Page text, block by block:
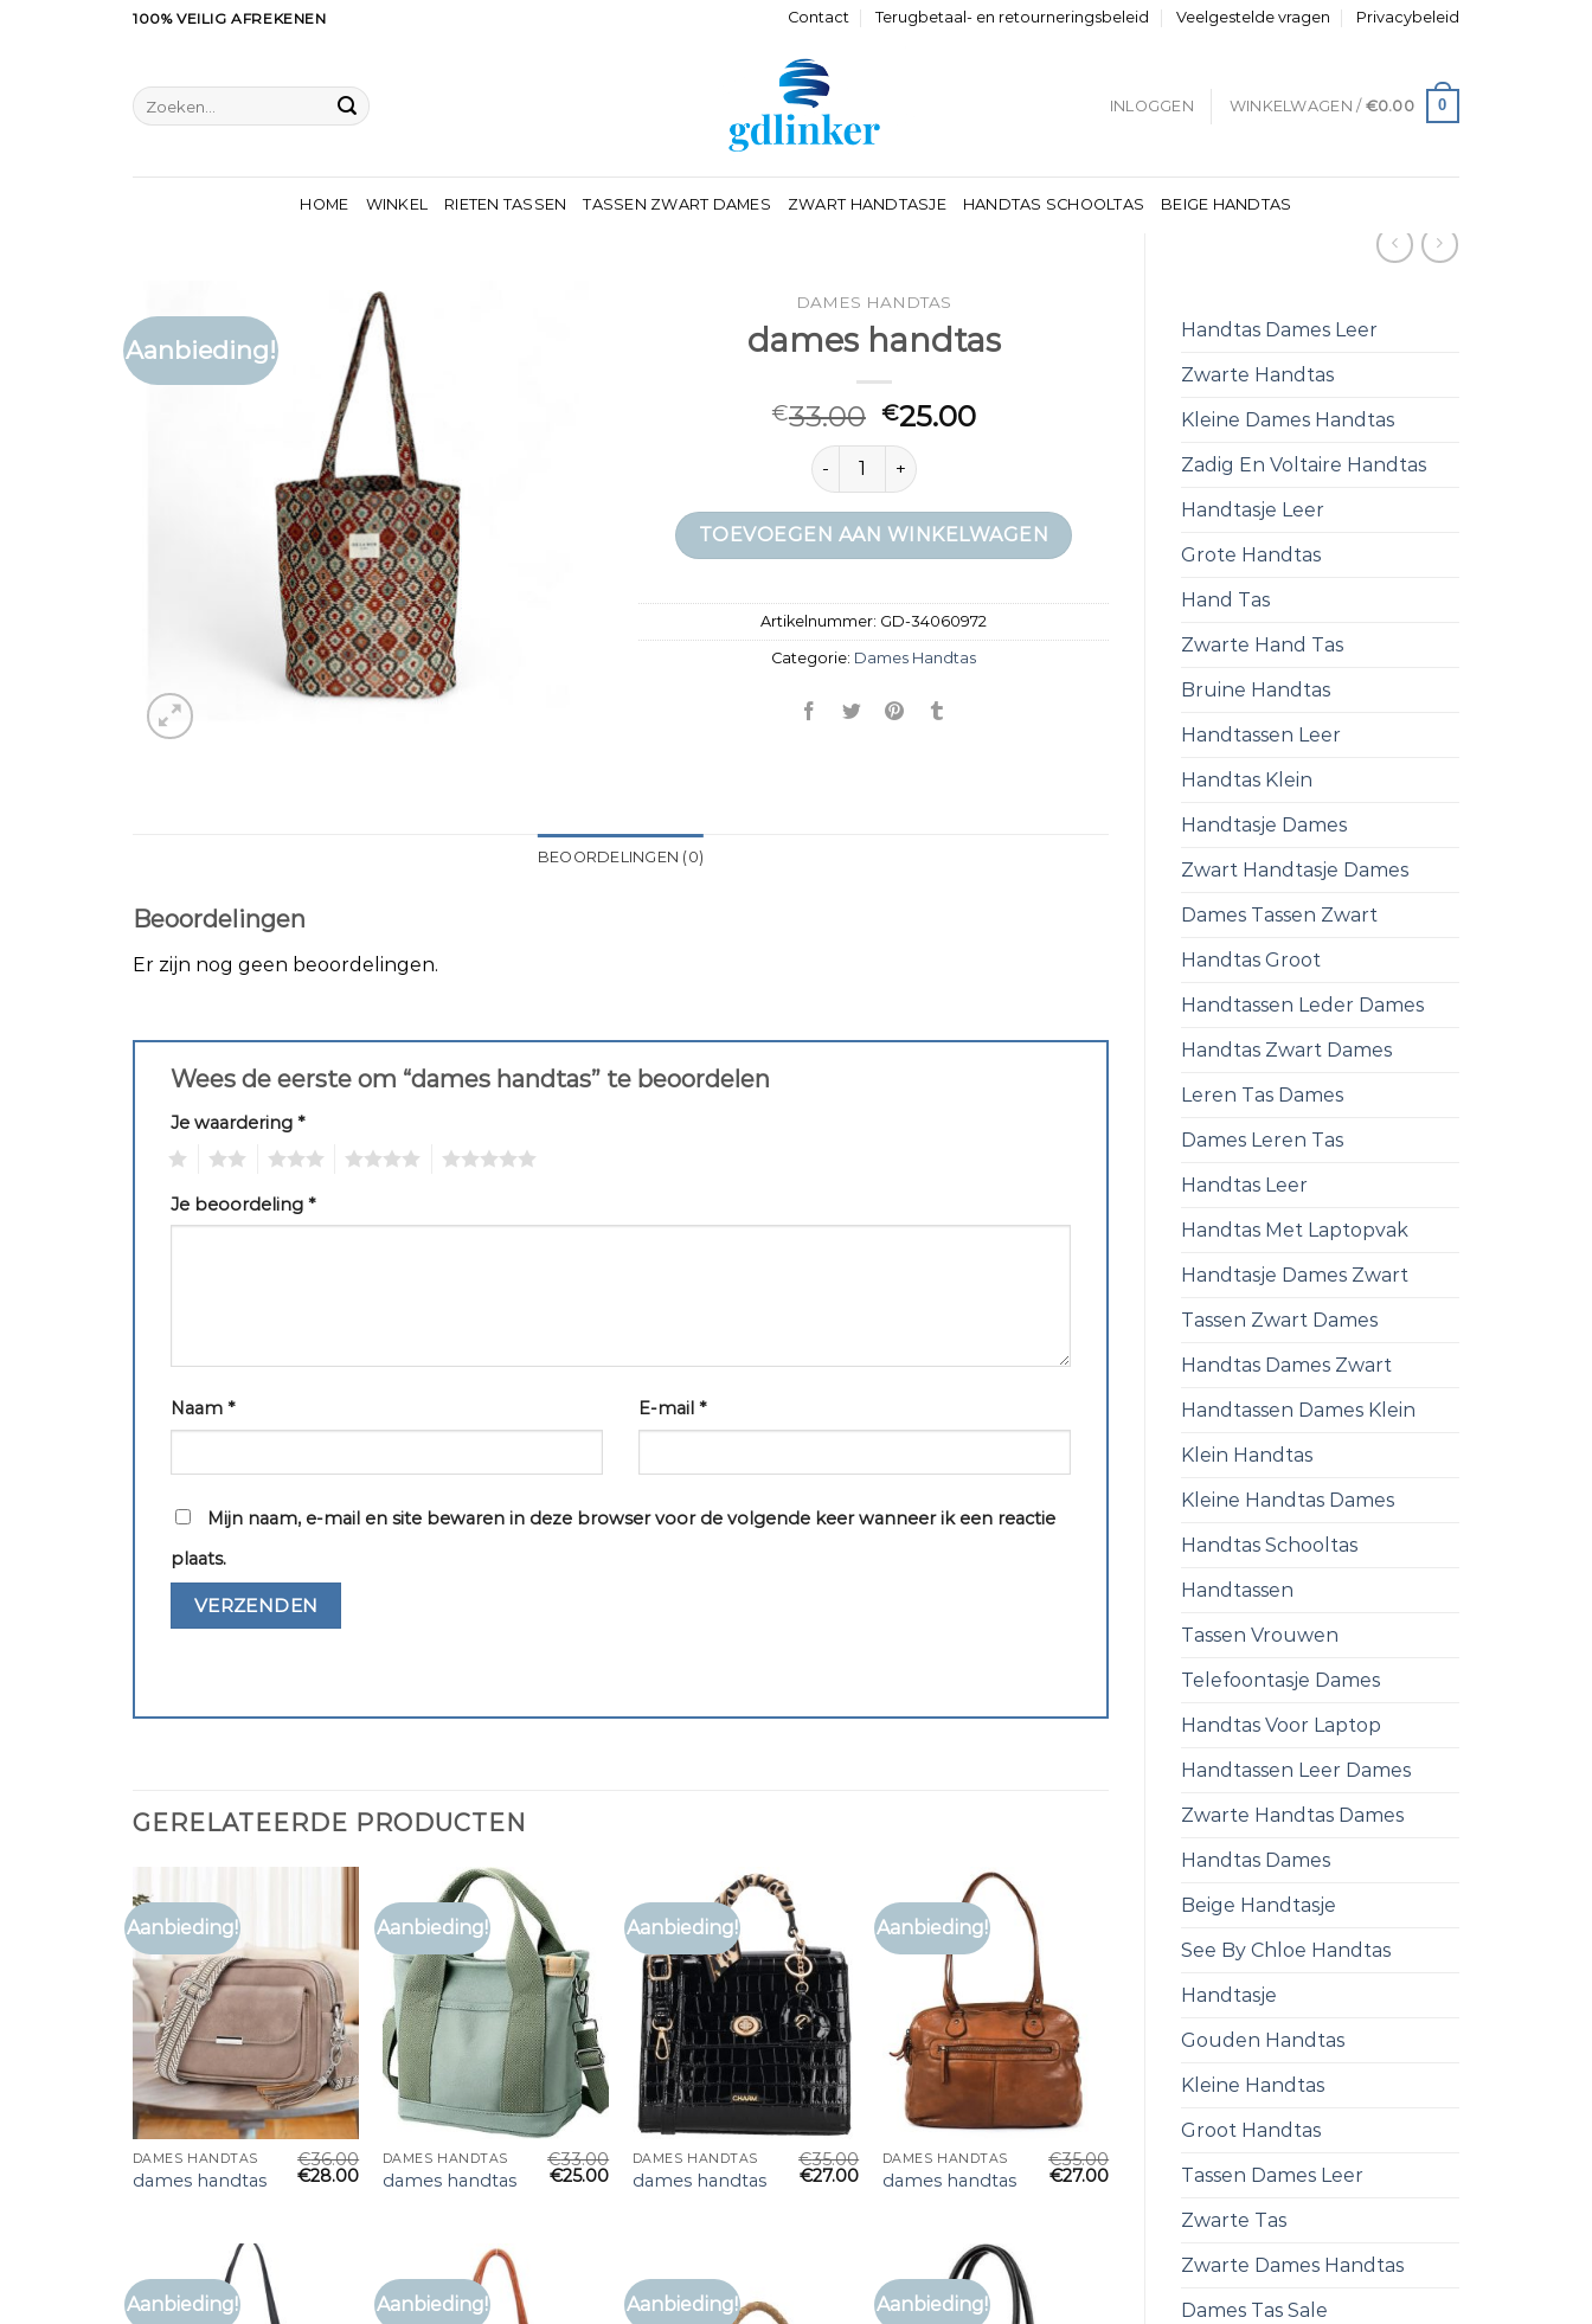
100% VEILIG AFREKENEN Contact Terugbetaal- en retourneringsbeleid Veelgestelde vragen Privacybeleid
Zoeken
naar:
INLOGGEN WINKELWAGEN / €0.00 0
HOME WINKEL RIETEN TASSEN TASSEN ZWART DAMES ZWART HANDTASJE HANDTAS SCHOOLTAS BEIGE HANDTAS
Handtas Dames Leer
Zwarte Handtas
Kleine Dames Handtas
Zadig En Voltaire Handtas
Handtasje Leer
Grote Handtas
Hand Tas
Zwarte Hand Tas
Bruine Handtas
Handtassen Leer
Handtas Klein
Handtasje Dames
Zwart Handtasje Dames
Dames Tassen Zwart
Handtas Groot
Handtassen Leder Dames
Handtas Zwart Dames
Leren Tas Dames
Dames Leren Tas
Handtas Leer
Handtas Met Laptopvak
Handtasje Dames Zwart
Tassen Zwart Dames
Handtas Dames Zwart
Handtassen Dames Klein
Klein Handtas
Kleine Handtas Dames
Handtas Schooltas
Handtassen
Tassen Vrouwen
Telefoontasje Dames
Handtas Voor Laptop
Handtassen Leer Dames
Zwarte Handtas Dames
Handtas Dames
Beige Handtasje
See By Chloe Handtas
Handtasje
Gouden Handtas
Kleine Handtas
Groot Handtas
Tassen Dames Leer
Zwarte Tas
Zwarte Dames Handtas
Dames Tas Sale
Aanbieding!
DAMES HANDTAS
dames handtas
€33.00 €25.00
dames handtas aantal
TOEVOEGEN AAN WINKELWAGEN
Artikelnummer: GD-34060972
Categorie: Dames Handtas
BEOORDELINGEN (0)
Beoordelingen
Er zijn nog geen beoordelingen.
Wees de eerste om “dames handtas” te beoordelen
Je waardering *
Je beoordeling *
Naam * E-mail *
Mijn naam, e-mail en site bewaren in deze browser voor de volgende keer wanneer ik een reactie
plaats.
GERELATEERDE PRODUCTEN
Aanbieding!
DAMES HANDTAS
dames handtas
€36.00
€28.00
Aanbieding!
DAMES HANDTAS
dames handtas
€33.00
€25.00
Aanbieding!
DAMES HANDTAS
dames handtas
€35.00
€27.00
Aanbieding!
DAMES HANDTAS
dames handtas
€35.00
€27.00
Aanbieding! Aanbieding! Aanbieding! Aanbieding!